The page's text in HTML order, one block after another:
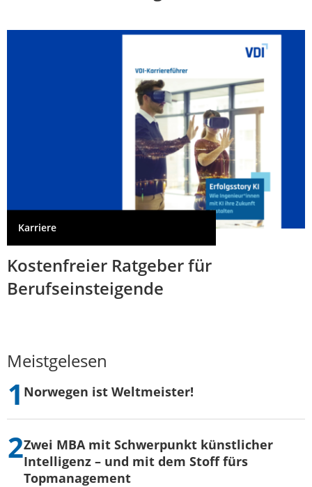
Karriere
Kostenfreier Ratgeber für
Berufseinsteigende
Meistgelesen
Norwegen ist Weltmeister!
Zwei MBA mit Schwerpunkt künstlicher
Intelligenz – und mit dem Stoff fürs
Topmanagement